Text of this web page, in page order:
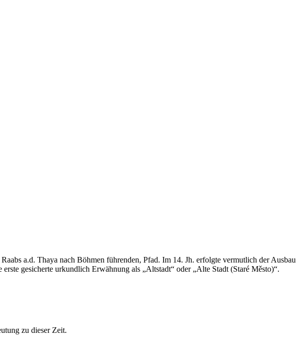
a.d. Thaya nach Böhmen führenden, Pfad. Im 14. Jh. erfolgte vermutlich der Ausbau
gesicherte urkundlich Erwähnung als „Altstadt“ oder „Alte Stadt (Staré Město)“.
zu dieser Zeit.